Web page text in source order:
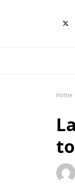
Home